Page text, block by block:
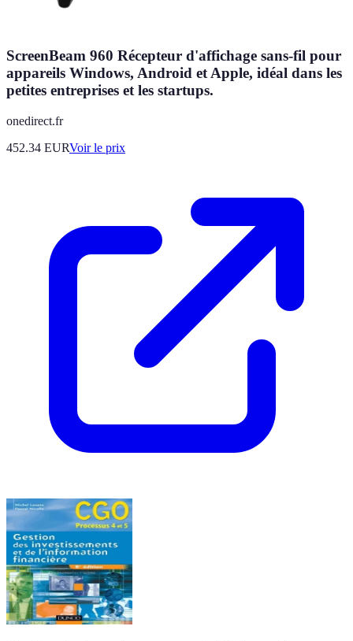
ScreenBeam 960 Récepteur d'affichage sans-fil pour
appareils Windows, Android et Apple, idéal dans les
petites entreprises et les startups.
onedirect.fr
452.34 EURVoir le prix